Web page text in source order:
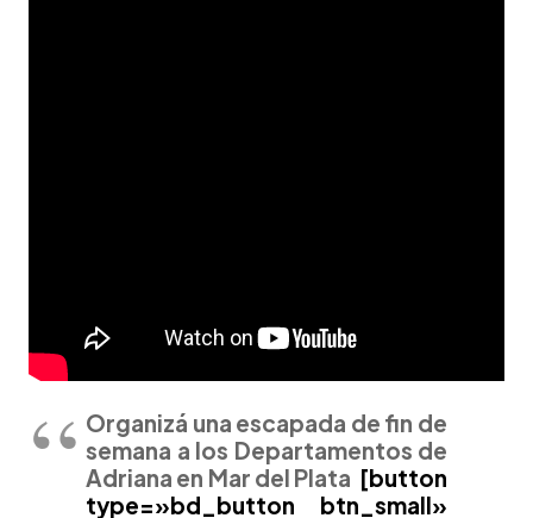
Organizá una escapada de fin de
semana a los Departamentos de
Adriana en Mar del Plata [button
type=»bd_button btn_small»